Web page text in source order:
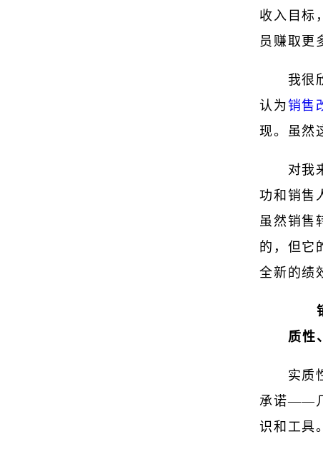
收入目标
员赚取更
我很
认为销售
现。虽然
对我
功和销售
虽然销售
的，但它
全新的绩
质性
实质
承诺——
识和工具。